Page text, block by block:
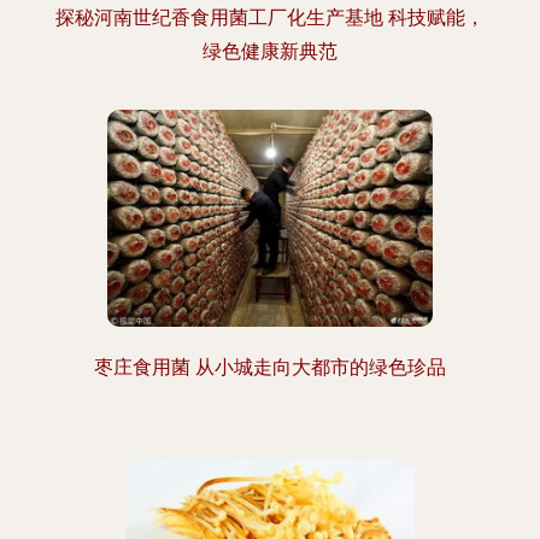
探秘河南世纪香食用菌工厂化生产基地 科技赋能，
绿色健康新典范
枣庄食用菌 从小城走向大都市的绿色珍品